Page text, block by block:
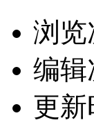
浏览
编辑
更新